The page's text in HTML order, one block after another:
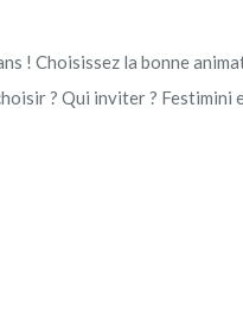
! Choisissez la bonne
? Qui inviter ? Festimini